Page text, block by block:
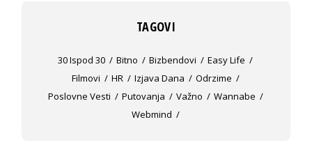
TAGOVI
30 Ispod 30 Bitno Bizbendovi
Easy Life
Filmovi
HR Izjava Dana
Odrzime
Poslovne Vesti
Putovanja Važno
Wannabe
Webmind